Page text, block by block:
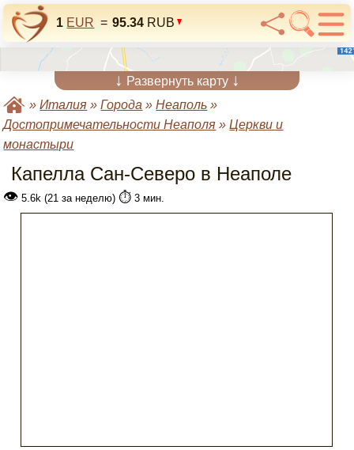
1 EUR = 95.34 RUB
↓ Развернуть карту ↓
»Италия »Города »Неаполь »
Достопримечательности Неаполя »Церкви и
монастыри
Капелла Сан-Северо в Неаполе
👁 5.6k (21 за неделю) ⏱️ 3 мин.